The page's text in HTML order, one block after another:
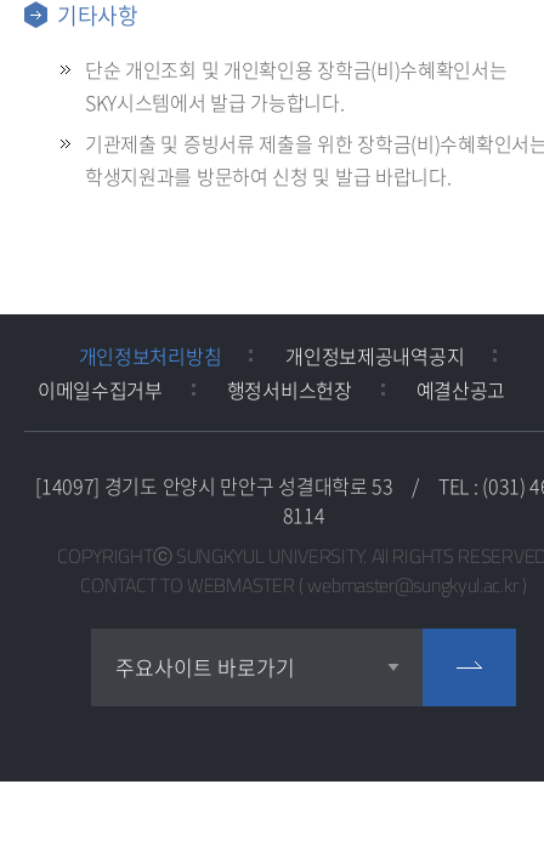
기타사항
단순 개인조회 및 개인확인용 장학금(비)수혜확인서는
SKY시스템에서 발급 가능합니다.
기관제출 및 증빙서류 제출을 위한 장학금(비)수혜확인서
학생지원과를 방문하여 신청 및 발급 바랍니다.
개인정보처리방침
개인정보제공내역공지
이메일수집거부
행정서비스헌장 예결산공고
주요사이트 바로가기
교목실
[14097] 경기도 안양시 만안구 성결대학로 53 /
TEL : (031)
8114
COPYRIGHTⓒ SUNGKYUL UNIVERSITY. All RIGHTS
CONTACT TO WEBMASTER ( webmaster@sungkyul.ac.kr )